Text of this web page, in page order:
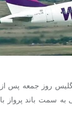
روز جمعه پس از
سمت باند پرواز با